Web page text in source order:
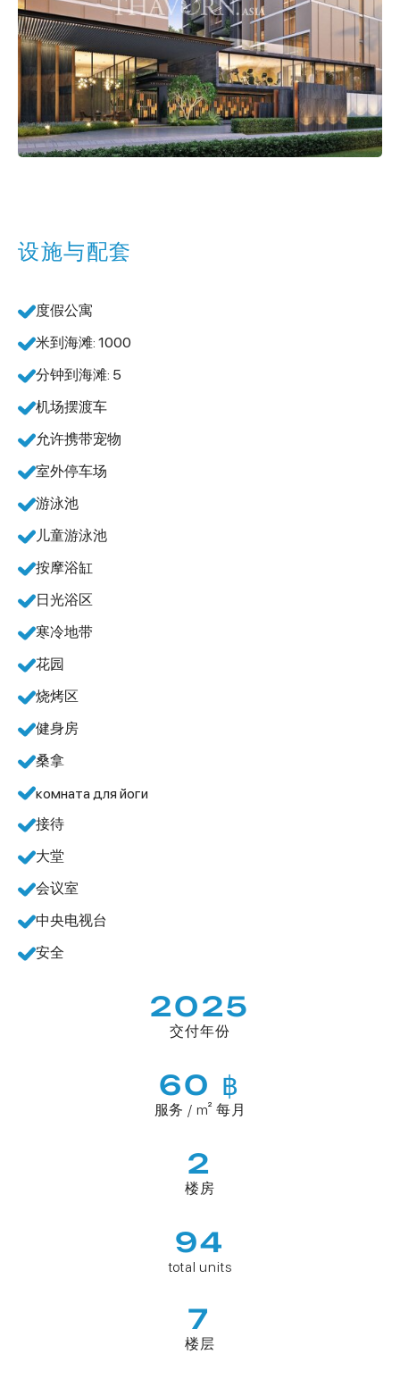
设施与配套
度假公寓
米到海滩: 1000
分钟到海滩: 5
机场摆渡车
允许携带宠物
室外停车场
游泳池
儿童游泳池
按摩浴缸
日光浴区
寒冷地带
花园
烧烤区
健身房
桑拿
комната для йоги
接待
大堂
会议室
中央电视台
安全
2025
交付年份
60 ฿
服务 / m² 每月
2
楼房
94
total units
7
楼层